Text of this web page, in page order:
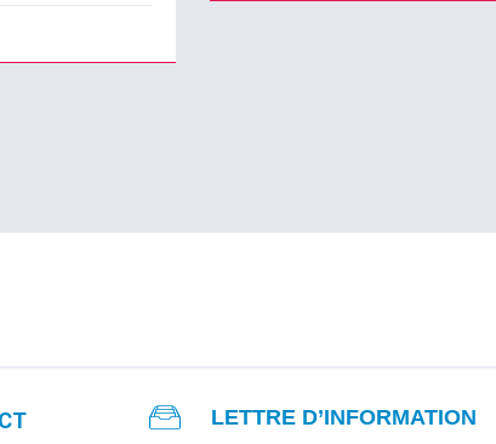
LETTRE D’INFORMATION